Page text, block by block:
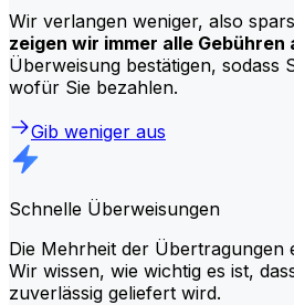
Wir verlangen weniger, also
zeigen wir immer alle Gebühren
Überweisung bestätigen, sodass
wofür Sie bezahlen.
Gib weniger aus
Schnelle Überweisungen
Die Mehrheit der Übertragungen
Wir wissen, wie wichtig es ist,
zuverlässig geliefert wird.